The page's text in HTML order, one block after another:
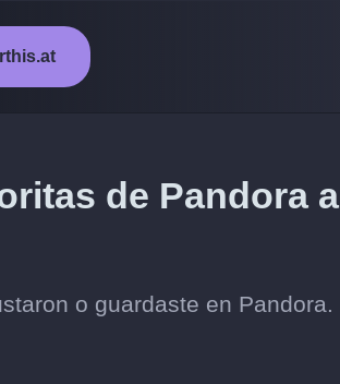
de Pandora a
o guardaste en Pandora.